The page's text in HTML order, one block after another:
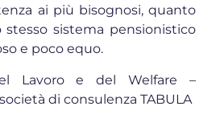
ai più bisognosi, quanto
sistema pensionistico
e poco equo.
Lavoro e del Welfare –
di consulenza TABULA